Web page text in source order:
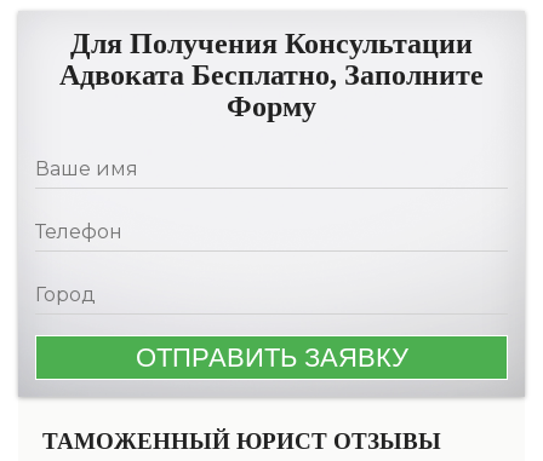
Для Получения Консультации
Адвоката Бесплатно, Заполните
Форму
ТАМОЖЕННЫЙ ЮРИСТ ОТЗЫВЫ